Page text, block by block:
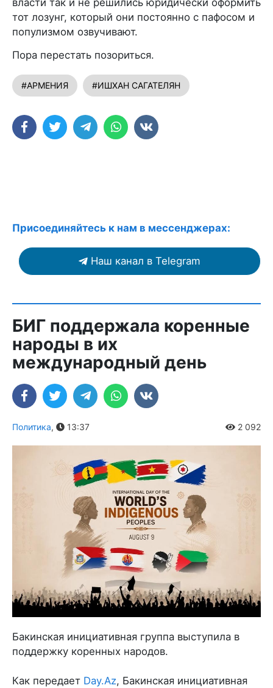
власти так и не решились юридически оформить
тот лозунг, который они постоянно с пафосом и
популизмом озвучивают.
Пора перестать позориться.
#АРМЕНИЯ #ИШХАН САГАТЕЛЯН
Присоединяйтесь к нам в мессенджерах:
Наш канал в Telegram
БИГ поддержала коренные
народы в их
международный день
Политика, 13:37 2 092
Бакинская инициативная группа выступила в
поддержку коренных народов.
Как передает Day.Az, Бакинская инициативная